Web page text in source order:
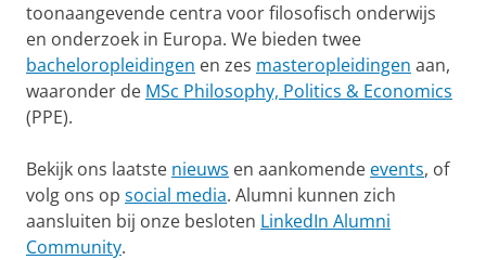
toonaangevende centra voor filosofisch onderwijs
en onderzoek in Europa. We bieden twee
bacheloropleidingen en zes masteropleidingen aan,
waaronder de MSc Philosophy, Politics & Economics
(PPE).
Bekijk ons laatste nieuws en aankomende events, of
volg ons op social media. Alumni kunnen zich
aansluiten bij onze besloten LinkedIn Alumni
Community.